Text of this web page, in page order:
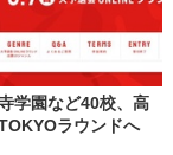
学園など40校、高
ラウンドへ